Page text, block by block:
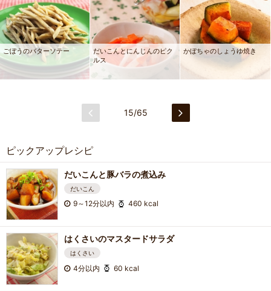
ごぼうのバターソテー
だいこんとにんじんのピク
ルス
かぼちゃのしょうゆ焼き
15/65
ピックアップレシピ
だいこんと豚バラの煮込み
だいこん
9～12分以内 460 kcal
はくさいのマスタードサラダ
はくさい
4分以内 60 kcal